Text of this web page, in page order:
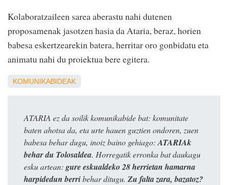
Kolaboratzaileen sarea aberastu nahi dutenen
proposamenak jasotzen hasia da Ataria, beraz, horien
babesa eskertzearekin batera, herritar oro gonbidatu eta
animatu nahi du proiektua bere egitera.
KOMUNIKABIDEAK
ATARIA ez da soilik komunikabide bat: komunitate
baten ahotsa da, eta urte hauen guztien ondoren, zuen
babesa behar dugu, inoiz baino gehiago: ATARIAk
behar du Tolosaldea. Horregatik erronka bat daukagu
esku artean: gure eskualdeko 28 herrietan hamarna
harpidedun berribehar ditugu. Zu falta zara, bazatoz?